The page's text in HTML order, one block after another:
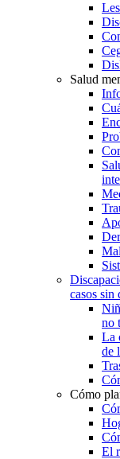
Salud
casos sin
no
La
de
Cómo
El